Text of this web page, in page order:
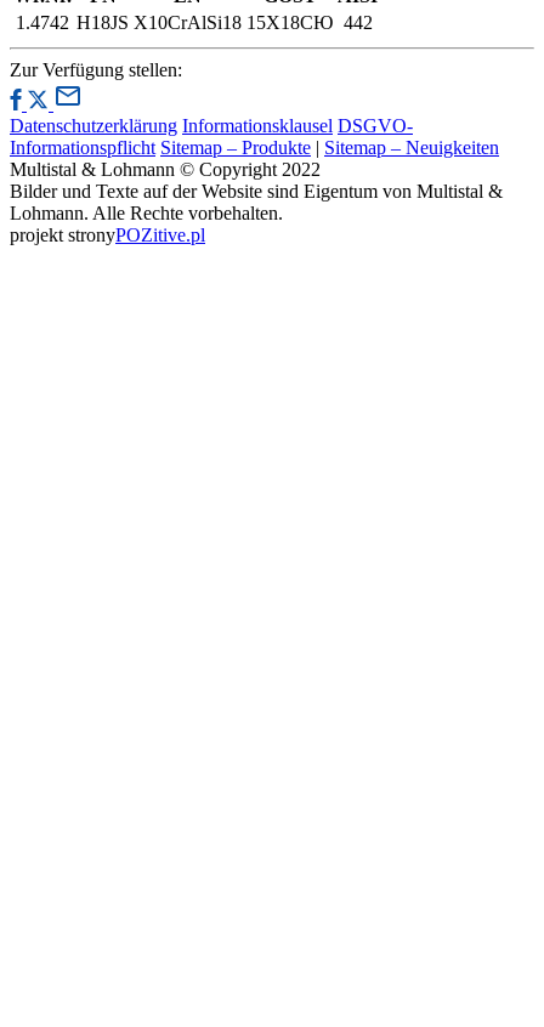
1.4742 H18JS X10CrAlSi18 15Х18СЮ 442
Zur Verfügung stellen:
Datenschutzerklärung Informationsklausel DSGVO-
Informationspflicht Sitemap – Produkte | Sitemap – Neuigkeiten
Multistal & Lohmann © Copyright 2022
Bilder und Texte auf der Website sind Eigentum von Multistal &
Lohmann. Alle Rechte vorbehalten.
projekt stronyPOZitive.pl